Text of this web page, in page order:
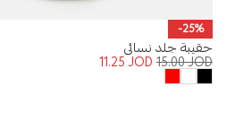
-25%
حقيبة جلد نسائي
15.00JOD
11.25JOD